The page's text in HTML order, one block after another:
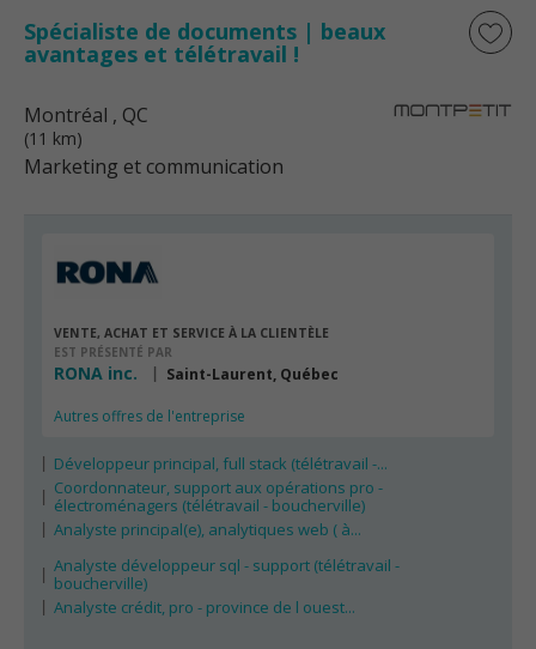
Spécialiste de documents | beaux
avantages et télétravail !
Montréal , QC
(11 km)
Marketing et communication
VENTE, ACHAT ET SERVICE À LA CLIENTÈLE
EST PRÉSENTÉ PAR
RONA inc. Saint-Laurent, Québec
Autres offres de l'entreprise
Développeur principal, full stack (télétravail -...
Coordonnateur, support aux opérations pro -
électroménagers (télétravail - boucherville)
Analyste principal(e), analytiques web ( à...
Analyste développeur sql - support (télétravail -
boucherville)
Analyste crédit, pro - province de l ouest...